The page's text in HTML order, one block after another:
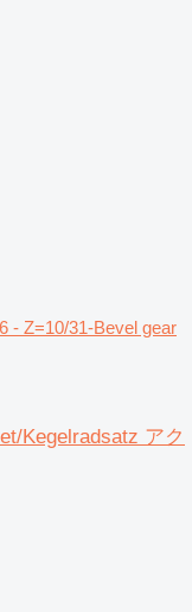
- Z=10/31-Bevel gear
Kegelradsatz アク